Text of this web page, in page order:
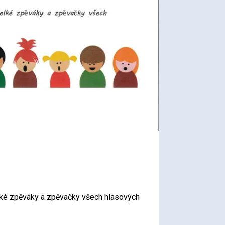
zpěváky a zpěvačky všech hlasových